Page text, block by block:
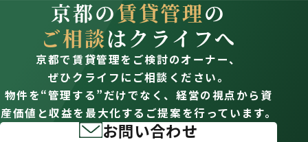
京都の賃貸管理の
ご相談はクライフへ
京都で賃貸管理をご検討のオーナー、
ぜひクライフにご相談ください。
物件を“管理する”だけでなく、経営の視点から資
産価値と収益を最大化するご提案を行っています。
お問い合わせ